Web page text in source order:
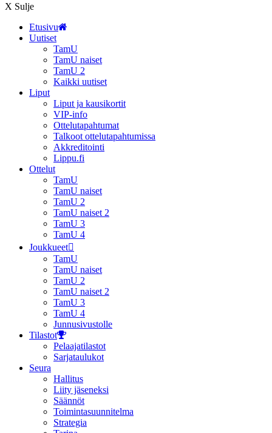
X Sulje
Etusivu
Uutiset
TamU
TamU naiset
TamU 2
Kaikki uutiset
Liput
Liput ja kausikortit
VIP-info
Ottelutapahtumat
Talkoot ottelutapahtumissa
Akkreditointi
Lippu.fi
Ottelut
TamU
TamU naiset
TamU 2
TamU naiset 2
TamU 3
TamU 4
Joukkueet
TamU
TamU naiset
TamU 2
TamU naiset 2
TamU 3
TamU 4
Junnusivustolle
Tilastot
Pelaajatilastot
Sarjataulukot
Seura
Hallitus
Liity jäseneksi
Säännöt
Toimintasuunnitelma
Strategia